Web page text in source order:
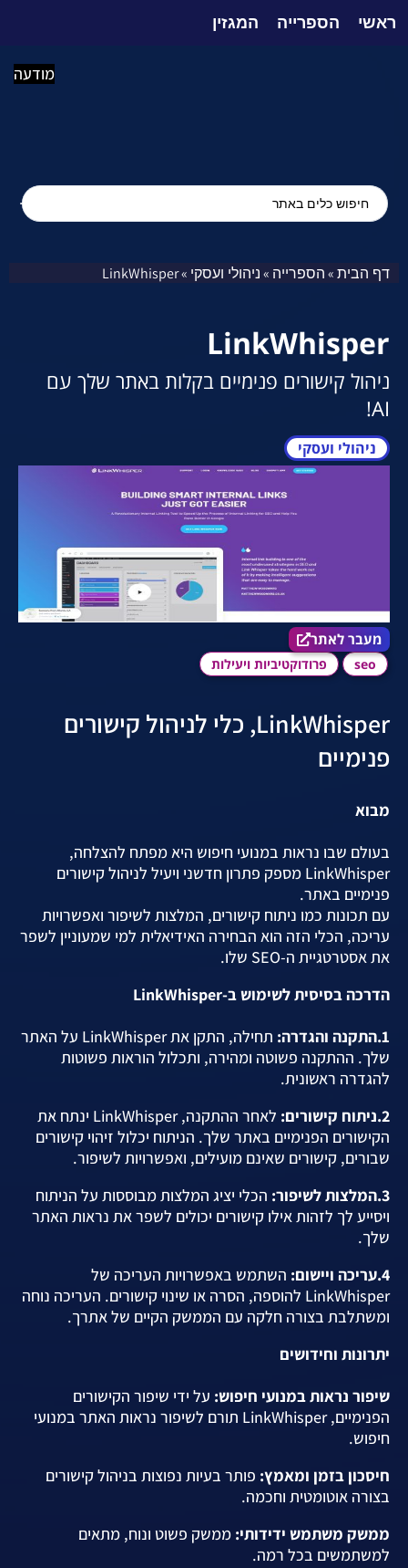
ראשי הספרייה המגזין
מודעה
דף הבית»הספרייה »ניהולי ועסקי »
LinkWhisper
LinkWhisper
ניהול קישורים פנימיים בקלות באתר שלך עם
AI!
ניהולי ועסקי
מעבר לאתר הכלי
seo פרודוקטיביות ויעילות
מעבר לאתר
LinkWhisper, כלי לניהול קישורים
פנימיים
מבוא
בעולם שבו נראות במנועי חיפוש היא מפתח להצלחה,
LinkWhisper מספק פתרון חדשני ויעיל לניהול קישורים
פנימיים באתר.
עם תכונות כמו ניתוח קישורים, המלצות לשיפור ואפשרויות
עריכה, הכלי הזה הוא הבחירה האידיאלית למי שמעוניין לשפר
את אסטרטגיית ה-SEO שלו.
הדרכה בסיסית לשימוש ב-LinkWhisper
1.התקנה והגדרה:
תחילה, התקן את LinkWhisper על האתר
שלך. ההתקנה פשוטה ומהירה, ותכלול הוראות פשוטות
להגדרה ראשונית.
2.ניתוח קישורים:
לאחר ההתקנה, LinkWhisper ינתח את
הקישורים הפנימיים באתר שלך. הניתוח יכלול זיהוי קישורים
שבורים, קישורים שאינם מועילים, ואפשרויות לשיפור.
3.המלצות לשיפור:
הכלי יציג המלצות מבוססות על הניתוח
ויסייע לך לזהות אילו קישורים יכולים לשפר את נראות האתר
שלך.
4.עריכה ויישום:
השתמש באפשרויות העריכה של
LinkWhisper להוספה, הסרה או שינוי קישורים. העריכה נוחה
ומשתלבת בצורה חלקה עם הממשק הקיים של אתרך.
יתרונות וחידושים
שיפור נראות במנועי חיפוש: על ידי שיפור הקישורים
הפנימיים, LinkWhisper תורם לשיפור נראות האתר במנועי
חיפוש.
חיסכון בזמן ומאמץ: פותר בעיות נפוצות בניהול קישורים
בצורה אוטומטית וחכמה.
ממשק משתמש ידידותי: ממשק פשוט ונוח, מתאים
למשתמשים בכל רמה.